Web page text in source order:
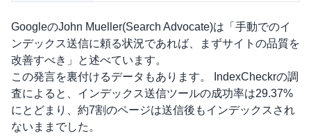
GoogleのJohn Mueller(Search Advocate)は「手動でのイ
ンデックス送信に頼る状況であれば、まずサイトの品質を
改善すべき」と述べています。
この発言を裏付けるデータもあります。
IndexCheckrの調
査によると、インデックス送信ツールの成功率は29.37%
にとどまり、約7割のページは送信後もインデックスされ
ないままでした。